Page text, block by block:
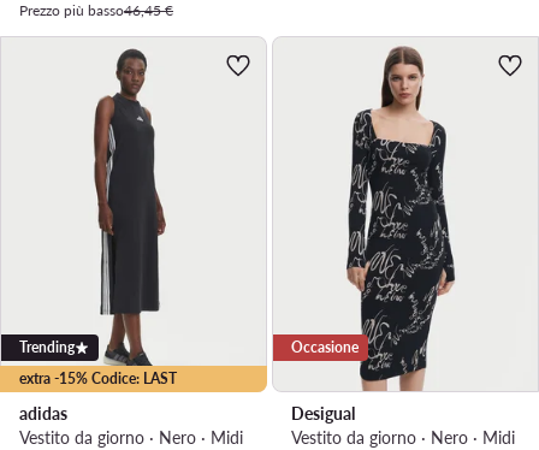
Prezzo più basso46,45 €
extra -15% Codice: LAST
Trending
adidas
Vestito da giorno · Nero · Midi
Occasione
Desigual
Vestito da giorno · Nero · Midi